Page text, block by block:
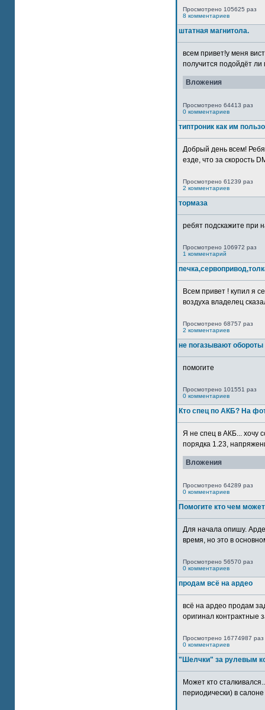
Просмотрено 105625 раз
8 комментариев
штатная магнитола.
всем привет!у меня
получится подойдёт ли
Вложения
Просмотрено 64413 раз
0 комментариев
типтроник как им
Добрый день всем!
езде, что за скорость
Просмотрено 61239 раз
2 комментариев
тормаза
ребят подскажите при
Просмотрено 106972 раз
1 комментарий
Всем привет ! купил я
воздуха владелец
Просмотрено 68757 раз
2 комментариев
не погазывают обороты
помогите
Просмотрено 101551 раз
0 комментариев
Кто спец по АКБ? На
Я не спец в АКБ... хочу
порядка 1.23,
Вложения
Просмотрено 64289 раз
0 комментариев
Помогите кто чем может
Для начала опишу.
время, но это в
Просмотрено 56570 раз
0 комментариев
продам всё на ардео
всё на ардео продам
оригинал контрактные
Просмотрено 16774987 раз
0 комментариев
"Шелчки" за рулевым
Может кто
периодически) в